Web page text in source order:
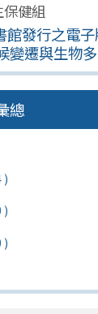
健組
館發行之電
變遷與生物
總
)
)
)